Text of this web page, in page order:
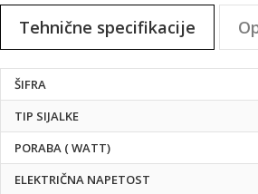
na
začetekTehnične specifikacije
Tehnične
specifikacije
ŠIFRA
TIP SIJALKE
PORABA ( WATT)
ELEKTRIČNA NAPETOST